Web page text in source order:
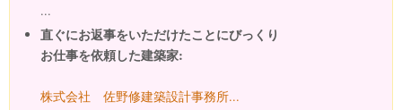
...
直ぐにお返事をいただけたことにびっくり
お仕事を依頼した建築家:
株式会社 佐野修建築設計事務所...